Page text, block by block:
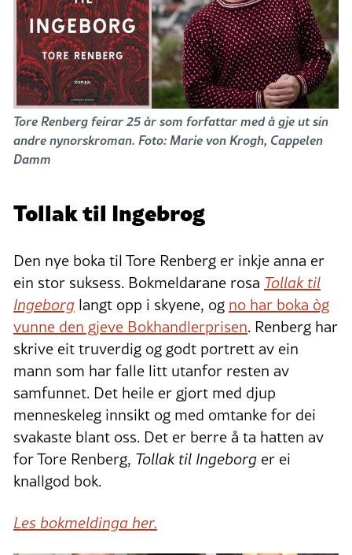
Tore Renberg feirar 25 år som forfattar med å gje ut sin
andre nynorskroman. Foto: Marie von Krogh, Cappelen
Damm
Tollak til Ingebrog
Den nye boka til Tore Renberg er inkje anna er
ein stor suksess. Bokmeldarane rosa Tollak til
Ingeborg langt opp i skyene, og no har boka òg
vunne den gjeve Bokhandlerprisen. Renberg har
skrive eit truverdig og godt portrett av ein
mann som har falle litt utanfor resten av
samfunnet. Det heile er gjort med djup
menneskeleg innsikt og med omtanke for dei
svakaste blant oss. Det er berre å ta hatten av
for Tore Renberg, Tollak til Ingeborg er ei
knallgod bok.
Les bokmeldinga her.